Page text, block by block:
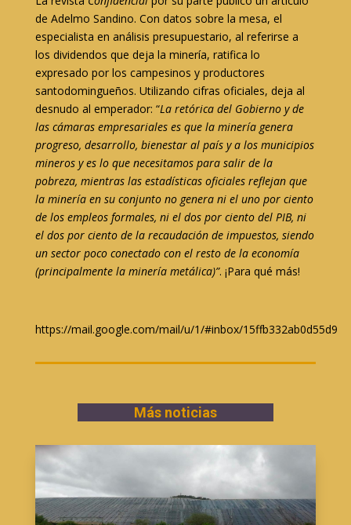
de Adelmo Sandino. Con datos sobre la mesa, el
especialista en análisis presupuestario, al referirse a
los dividendos que deja la minería, ratifica lo
expresado por los campesinos y productores
santodomingueños. Utilizando cifras oficiales, deja al
desnudo al emperador: “La retórica del Gobierno y de
las cámaras empresariales es que la minería genera
progreso, desarrollo, bienestar al país y a los municipios
mineros y es lo que necesitamos para salir de la
pobreza, mientras las estadísticas oficiales reflejan que
la minería en su conjunto no genera ni el uno por ciento
de los empleos formales, ni el dos por ciento del PIB, ni
el dos por ciento de la recaudación de impuestos, siendo
un sector poco conectado con el resto de la economía
(principalmente la minería metálica)”. ¡Para qué más!
https://mail.google.com/mail/u/1/#inbox/15ffb332ab0d55d9
Más noticias